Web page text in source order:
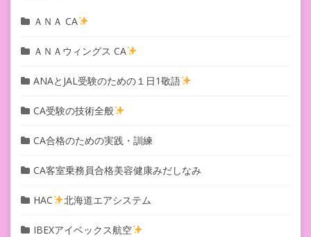
ＡＮＡ CA
ＡＮＡウィングス CA
ANAとJAL受験のための１日1敬語
CA受験の技術全般
CA合格のための実践・訓練
CA客室乗務員合格美容健康みだしなみ
HAC 北海道エアシステム
IBEXアイベックス航空